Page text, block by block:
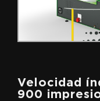
Velocidad
900